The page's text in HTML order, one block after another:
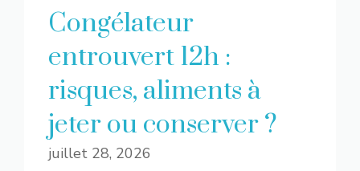
Congélateur
entrouvert 12h :
risques, aliments à
jeter ou conserver ?
juillet 28, 2026